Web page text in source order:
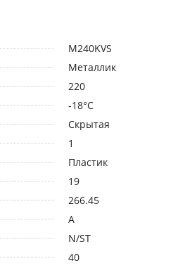
M240KVS
Металлик
220
-18°C
Скрытая
1
Пластик
19
266.45
A
N/ST
40